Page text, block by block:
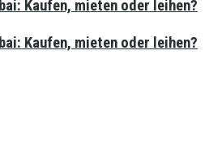
Kaufen, mieten oder leihen?
Kaufen, mieten oder leihen?